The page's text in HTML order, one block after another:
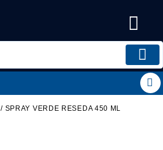
/ SPRAY VERDE RESEDA 450 ML